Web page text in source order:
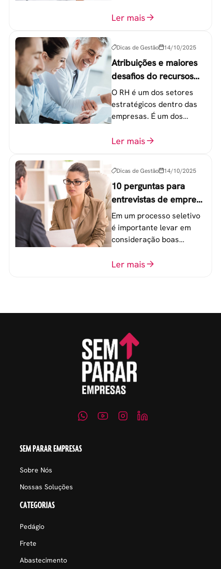
colaboradores na faixa de
Ler mais
Dicas de Gestão 14/10/2025
Atribuições e maiores
desafios do recursos
humanos em uma
empresa
O RH é um dos setores
estratégicos dentro das
empresas. É um dos
o atingimento das metas
Ler mais
Dicas de Gestão 14/10/2025
10 perguntas para
entrevistas de emprego
que recrutadores não
devem fazer
Em um processo seletivo
é importante levar em
consideração boas
o perfil do profissional e
Ler mais
SEM PARAR EMPRESAS
Sobre Nós
Nossas Soluções
CATEGORIAS
Pedágio
Frete
Abastecimento